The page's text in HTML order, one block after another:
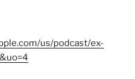
us/podcast/ex-